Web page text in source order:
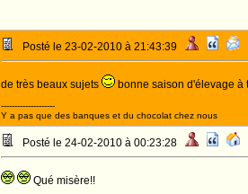
Posté le 23-02-2010 à 21:43:39
de très beaux sujets bonne saison d'élevage à
--------------------
Y a pas que des banques et du chocolat chez nous
Posté le 24-02-2010 à 00:23:28
Qué misère!!